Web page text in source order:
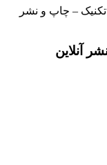
کارآفرینی با اجرای 3 تکنیک – چاپ و نشر